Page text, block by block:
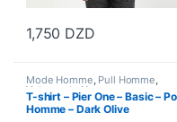
1,750 DZD
Ce produit a plusieurs
Mode Homme, Pull Homme,
Vetements Homme
T-shirt – Pier One – Basic –
Homme – Dark Olive